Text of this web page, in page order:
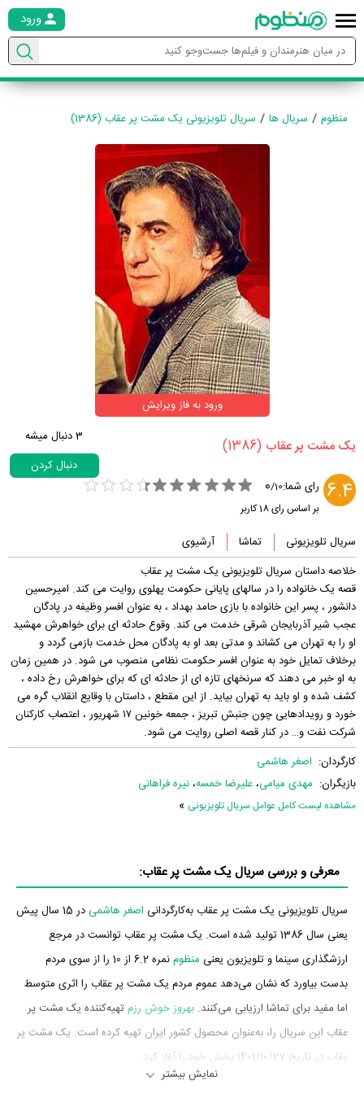
ورود
منظوم سریال ها سریال تلویزیونی یک مشت پر عقاب (1386)
ورود به فاز ویرایش
‏یک مشت پر عقاب‏ (1386)
3دنبال میشه
دنبال کردن
6.4 رای شما: 0/10
بر اساس رای18کاربر
سریال تلویزیونی تماشا
آرشیوی
خلاصه داستان سریال تلویزیونی یک مشت پر عقاب
قصه یک خانواده را در سالهای پایانی حکومت پهلوی روایت می کند. امیرحسین
دانشور ، پسر این خانواده با بازی حامد بهداد ، به عنوان افسر وظیفه در پادگان
عجب شیر آذربایجان شرقی خدمت می کند. وقوع حادثه ای برای خواهرش مهشید
او را به تهران می کشاند و مدتی بعد او به پادگان محل خدمت بازمی گردد و
برخلاف تمایل خود به عنوان افسر حکومت نظامی منصوب می شود. در همین زمان
به او خبر می دهند که سرنخهای تازه ای از حادثه ای که برای خواهرش رخ داده ،
کشف شده و او باید به تهران بیاید. از این مقطع ، داستان با وقایع انقلاب گره می
خورد و رویدادهایی چون جنبش تبریز ، جمعه خونین ۱۷ شهریور ، اعتصاب کارکنان
شرکت نفت و… در کنار قصه اصلی روایت می شود.
کارگردان: اصغر هاشمی
بازیگران: مهدی میامی، علیرضا خمسه، نیره فراهانی
مشاهده لیست کامل عوامل سریال تلویزیونی »
معرفی و بررسی سریال یک مشت پر عقاب:
سریال تلویزیونی یک مشت پر عقاب به‌کارگردانی اصغر هاشمی
در 15 سال پیش
یعنی سال 1386 تولید شده است. یک مشت پر عقاب توانست در مرجع
ارزشگذاری سینما و تلویزیون یعنی منظوم
نمره 6.2 از 10 را از سوی مردم
بدست بیاورد که نشان می‌دهد عموم مردم یک مشت پر عقاب را اثری متوسط
اما مفید برای تماشا ارزیابی می‌کنند. بهروز خوش رزم تهیه‌کننده یک مشت پر
عقاب این سریال را، به‌عنوان محصول کشور ایران تهیه کرده است. یک مشت پر
عقاب در تاریخ 1401/10/27 پخش خود را آغاز کرد.
نمایش بیشتر